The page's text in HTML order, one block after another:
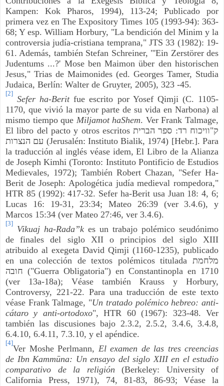
Kampen: Kok Pharos, 1994), 113-24; Publicado por
primera vez en The Expository Times 105 (1993-94): 363-
68; Y esp. William Horbury, "La bendición del Minim y la
controversia judía-cristiana temprana," JTS 33 (1982): 19-
61. Además, también Stefan Schreiner, "'Ein Zerstörer des
Judentums ...?' Mose ben Maimon über den historischen
Jesus," Trias de Maimonides (ed. Georges Tamer, Studia
Judaica, Berlín: Walter de Gruyter, 2005), 323 -45.
[2]
Sefer ha-Beritfue escrito por Yosef Qimji (C. 1105-
1170, que vivió la mayor parte de su vida en Narbona) al
mismo tiempo que Miljamot haShem. Ver Frank Talmage,
El libro del pacto y otros escritosספר הברית :וויכוח רד"ק
עם הנצרות (Jerusalén: Instituto Bialik, 1974) [Hebr.]. Para
la traducción al inglés véase idem, El Libro de la Alianza
de Joseph Kimhi (Toronto: Instituto Pontificio de Estudios
Medievales, 1972); También Robert Chazan, "Sefer Ha-
Berit de Joseph: Apologética judía medieval rompedora,"
HTR 85 (1992): 417-32. Sefer ha-Berit usa Juan 18: 4, 6;
Lucas 16: 19-31, 23:34; Mateo 26:39 (ver 3.4.6), y
Marcos 15:34 (ver Mateo 27:46, ver 3.4.6).
[3]
Vikuaj ha-Rada”k es un trabajo polémico seudónimo
de finales del siglo XII o principios del siglo XIII
atribuido al exegeta David Qimji (1160-1235), publicado
en una colección de textos polémicos titulada מלחמת
חובה ("Guerra Obligatoria") en Constantinopla en 1710
(ver 13a-18a); Véase también Krauss y Horbury,
Controversy, 221-22. Para una traducción de este texto
véase Frank Talmage, "Un tratado polémico hebreo: anti-
cátaro y anti-ortodoxo", HTR 60 (1967): 323-48. Ver
también las discusiones bajo 2.3.2, 2.5.2, 3.4.6, 3.4.8,
6.4.10, 6.4.11, 7.3.10, y el apéndice.
[4]
Ver Moshe Perlmann, El examen de las tres creencias
de Ibn Kammūna: Un ensayo del siglo XIII en el estudio
comparativo de la religión (Berkeley: University of
California Press, 1971), 74, 81-83, 86-93; Véase la